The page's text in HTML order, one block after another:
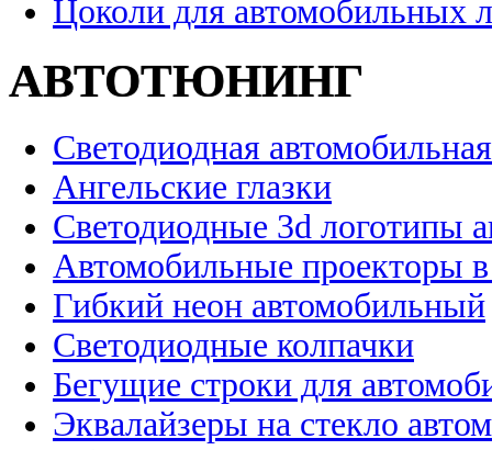
Цоколи для автомобильных
АВТОТЮНИНГ
Светодиодная
Ангельские глазки
Светодиодные 3d логотипы
Автомобильные проекторы
Гибкий неон автомобильный
Светодиодные колпачки
Бегущие строки для
Эквалайзеры на стекло